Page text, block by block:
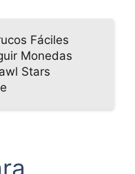
Fáciles
Monedas
Stars